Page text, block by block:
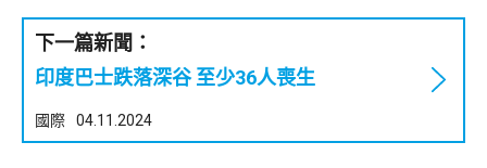
下一篇新聞：
印度巴士跌落深谷 至少36人喪生
國際 04.11.2024